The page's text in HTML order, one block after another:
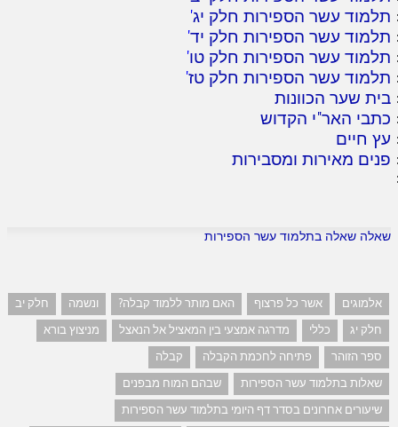
תלמוד עשר הספירות חלק יג'
תלמוד עשר הספירות חלק יד'
תלמוד עשר הספירות חלק טו'
תלמוד עשר הספירות חלק טז'
בית שער הכוונות
כתבי האר"י הקדוש
עץ חיים
פנים מאירות ומסבירות
שאלה שאלה בתלמוד עשר הספירות
אלמוגים אשר כל פרצוף האם מותר ללמוד קבלה? ונשמה
חלק יב
חלק יג
כללי מדרגה אמצעי בין המאציל אל הנאצל
מניצוץ בורא
ספר הזוהר
פתיחה לחכמת הקבלה
קבלה
שאלות בתלמוד עשר הספירות
שבהם המוח מבפנים
שיעורים אחרונים בסדר דף היומי בתלמוד עשר הספירות